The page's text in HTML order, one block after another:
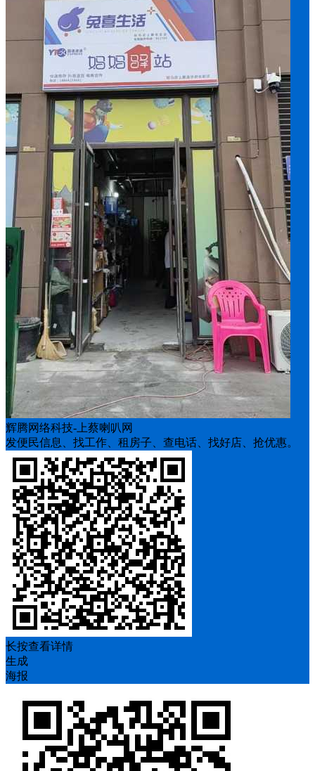
辉腾网络科技-上蔡喇叭网
发便民信息、找工作、租房子、查电话、找好店、抢优惠。
长按查看详情
生成
海报